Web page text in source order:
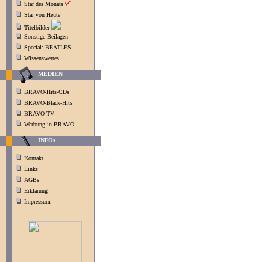
Star des Monats
Star von Heute
Titelbilder
Sonstige Beilagen
Special: BEATLES
Wissenswertes
MEDIEN
BRAVO-Hits-CDs
BRAVO-Black-Hits
BRAVO TV
Werbung in BRAVO
INFOs
Kontakt
Links
AGBs
Erklärung
Impressum